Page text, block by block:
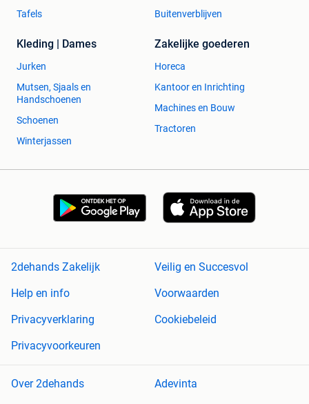
Tafels
Buitenverblijven
Kleding | Dames
Jurken
Mutsen, Sjaals en
Handschoenen
Schoenen
Winterjassen
Zakelijke goederen
Horeca
Kantoor en Inrichting
Machines en Bouw
Tractoren
2dehands Zakelijk
Veilig en Succesvol
Help en info
Voorwaarden
Privacyverklaring
Cookiebeleid
Privacyvoorkeuren
Over 2dehands
Adevinta